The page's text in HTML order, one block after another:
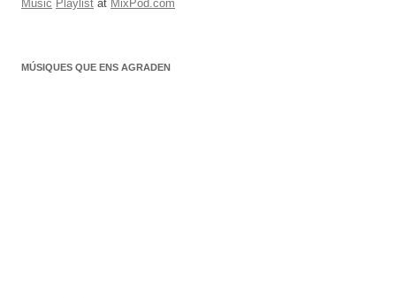
Music Playlist at MixPod.com
MÚSIQUES QUE ENS AGRADEN